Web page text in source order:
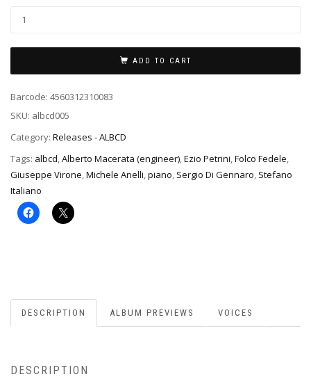
ADD TO CART
Barcode: 4560312310083
SKU: albcd005
Category: Releases - ALBCD
Tags: albcd,Alberto Macerata (engineer),Ezio Petrini,Folco Fedele,
Giuseppe Virone,Michele Anelli,piano, Sergio Di Gennaro, Stefano
Italiano
DESCRIPTION ALBUM PREVIEWS VOICES
DESCRIPTION